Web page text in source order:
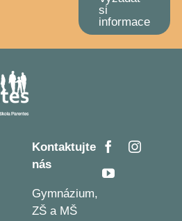
si
informace
Kontaktujte
nás
Gymnázium,
ZŠ a MŠ